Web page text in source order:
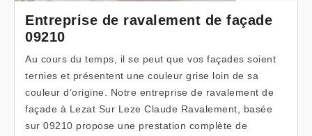
Entreprise de ravalement de façade
09210
Au cours du temps, il se peut que vos façades soient
ternies et présentent une couleur grise loin de sa
couleur d’origine. Notre entreprise de ravalement de
façade à Lezat Sur Leze Claude Ravalement, basée
sur 09210 propose une prestation complète de